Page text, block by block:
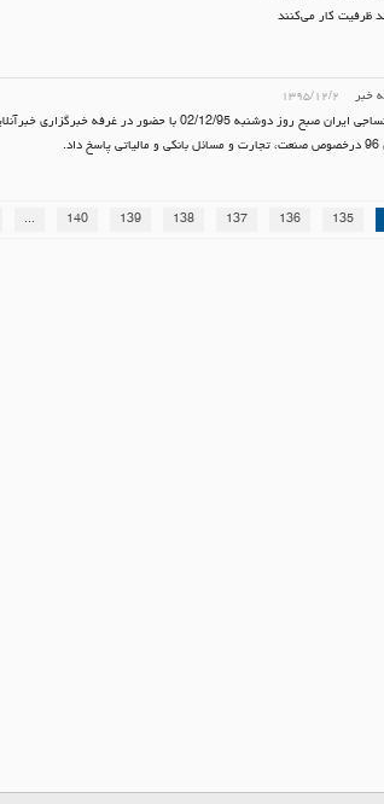
۱۳۹۵/۱۲/۲
محمدمهدی رئیس زاده دبیرکل انجمن صنایع نساجی ایران صبح روز دوشنبه 02/12/95 با
135
136
137
138
139
140
...